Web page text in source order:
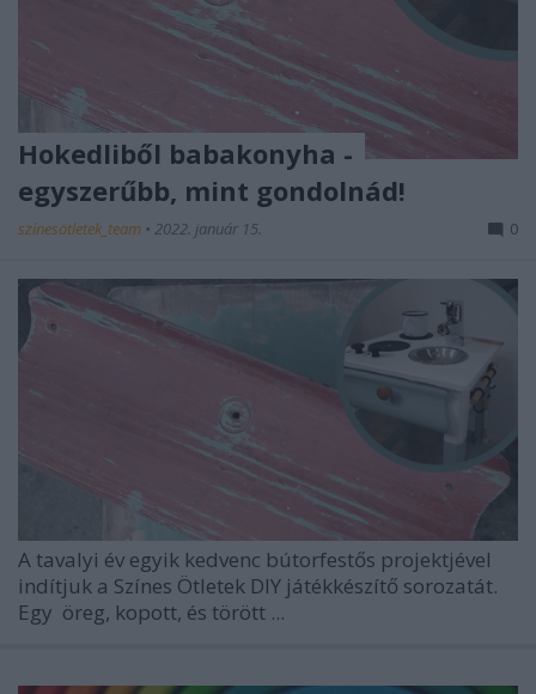
Hokedliből babakonyha -
egyszerűbb, mint gondolnád!
színesötletek_team • 2022. január 15. 0
A tavalyi év egyik kedvenc bútorfestős projektjével
indítjuk a Színes Ötletek DIY játékkészítő sorozatát.
Egy öreg, kopott, és törött ...